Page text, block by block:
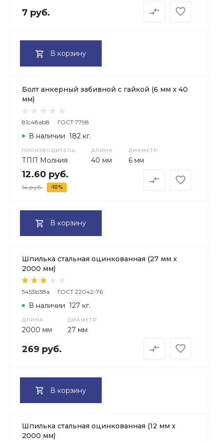
7 руб.
В корзину
Болт анкерный забивной с гайкой (6 мм х 40
мм)
81c48ab8 ГОСТ 7798
ПРОИЗВОДИТЕЛЬ
ТПП Молния
ДЛИНА
40 мм
ДИАМЕТР
6 мм
В наличии 182 кг.
12.60 руб.
14 руб. -10%
В корзину
Шпилька стальная оцинкованная (27 мм х
2000 мм)
5453b38a ГОСТ 22042-76
ДЛИНА
2000 мм
ДИАМЕТР
27 мм
В наличии 127 кг.
269 руб.
В корзину
Шпилька стальная оцинкованная (12 мм х
2000 мм)